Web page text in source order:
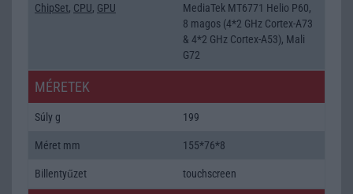
ChipSet, CPU, GPU
MediaTek MT6771 Helio P60,
8 magos (4*2 GHz Cortex-A73
& 4*2 GHz Cortex-A53), Mali
G72
MÉRETEK
Súly g 199
Méret mm 155*76*8
Billentyűzet touchscreen